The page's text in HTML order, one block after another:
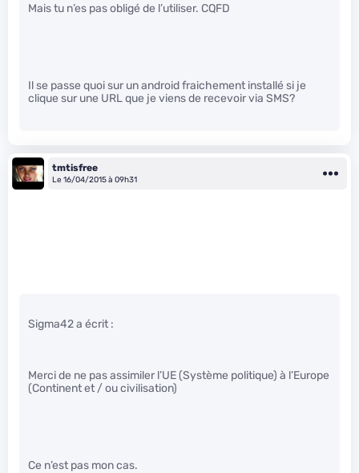
Mais tu n’es pas obligé de l’utiliser. CQFD
Il se passe quoi sur un android fraichement installé si je
clique sur une URL que je viens de recevoir via SMS?
tmtisfree
Le 16/04/2015 à 09h31
Sigma42 a écrit :
Merci de ne pas assimiler l’UE (Système politique) à l’Europe
(Continent et / ou civilisation)
Ce n’est pas mon cas.